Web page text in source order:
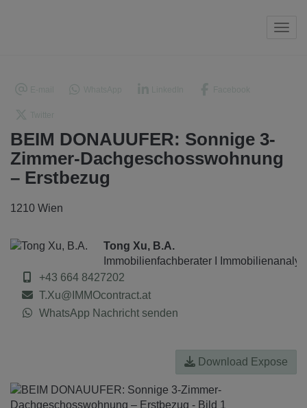
BEIM DONAUUFER: Sonnige 3-
Zimmer-Dachgeschosswohnung
– Erstbezug
1210 Wien
Tong Xu, B.A.
Immobilienfachberater I
+43 664 8427202
T.Xu@IMMOcontract.at
WhatsApp Nachricht senden
Download Expose